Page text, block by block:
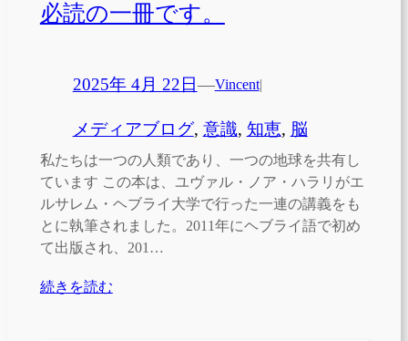
必読の一冊です。
2025年 4月 22日—Vincent|
メディアブログ, 意識, 知恵, 脳
私たちは一つの人類であり、一つの地球を共有し
ています この本は、ユヴァル・ノア・ハラリがエ
ルサレム・ヘブライ大学で行った一連の講義をも
とに執筆されました。2011年にヘブライ語で初め
て出版され、201…
続きを読む